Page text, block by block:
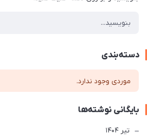
دسته‌بندی
موردی وجود ندارد.
بایگانی نوشته‌ها
تير 1404